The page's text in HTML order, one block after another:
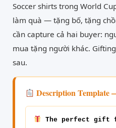
Soccer shirts trong World
làm quà — tặng bố, tặng
cần capture cả hai buyer:
mua tặng người khác.
sau.
Description
The perfect gift